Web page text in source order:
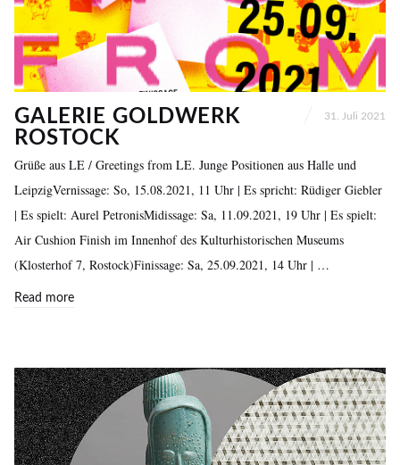
GALERIE GOLDWERK
ROSTOCK
31. Juli 2021
Grüße aus LE / Greetings from LE. Junge Positionen aus Halle und
LeipzigVernissage: So, 15.08.2021, 11 Uhr | Es spricht: Rüdiger Giebler
| Es spielt: Aurel PetronisMidissage: Sa, 11.09.2021, 19 Uhr | Es spielt:
Air Cushion Finish im Innenhof des Kulturhistorischen Museums
(Klosterhof 7, Rostock)Finissage: Sa, 25.09.2021, 14 Uhr | …
Read more